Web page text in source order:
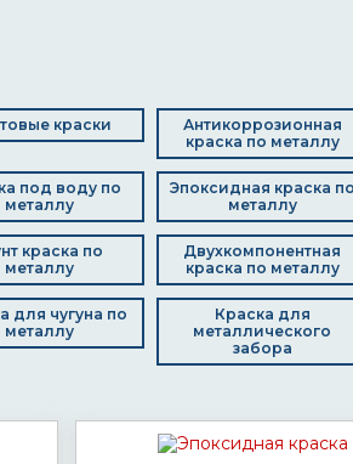
краски
Антикоррозионная
краска по металлу
под воду по
металлу
Эпоксидная краска по
металлу
краска по
металлу
Двухкомпонентная
краска по металлу
для чугуна по
металлу
Краска для
металлического
забора